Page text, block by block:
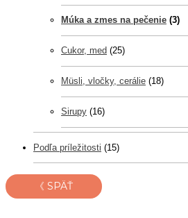
Múka a zmes na pečenie (3)
Cukor, med (25)
Müsli, vločky, cerálie (18)
Sirupy (16)
Podľa príležitosti (15)
《 SPÄŤ